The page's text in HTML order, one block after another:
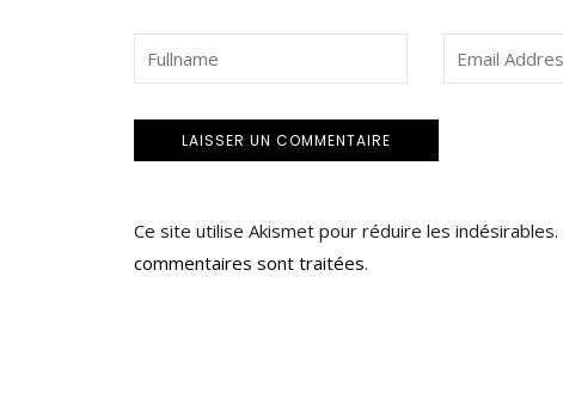
Ce site utilise Akismet pour réduire les indésirables.
commentaires sont traitées.